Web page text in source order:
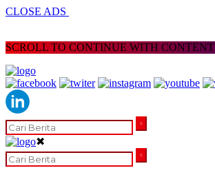
CLOSE ADS
SCROLL TO CONTINUE WITH CONTENT
✖